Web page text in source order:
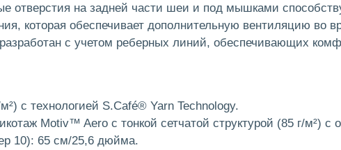
отверстия на задней части шеи и под мышками
которая обеспечивает дополнительную вентиляцию во
с учетом реберных линий, обеспечивающих
с технологией S.Café® Yarn Technology.
Motiv™ Aero с тонкой сетчатой структурой (85 г/м²) с
10): 65 см/25,6 дюйма.